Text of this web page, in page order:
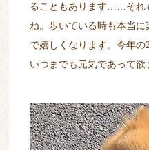
ることもあります……それ
ね。歩いている時も本当
で嬉しくなります。今年の2
いつまでも元気であって欲